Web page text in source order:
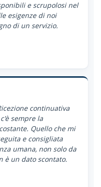
e scrupolosi nel
esigenze di noi
di un servizio.
continuativa
sempre la
Quello che mi
e consigliata
umana, non solo da
è un dato scontato.